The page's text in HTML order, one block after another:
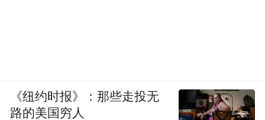
《纽约时报》：那些走投无
路的美国穷人